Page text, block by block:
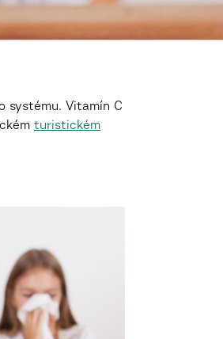
systému. Vitamín C
turistickém